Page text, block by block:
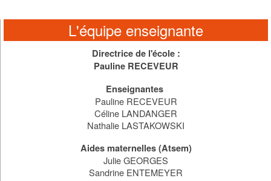
L'équipe enseignante
Directrice de l'école :
Pauline RECEVEUR
Enseignantes
Pauline RECEVEUR
Céline LANDANGER
Nathalie LASTAKOWSKI
Aides maternelles (Atsem)
Julie GEORGES
Sandrine ENTEMEYER